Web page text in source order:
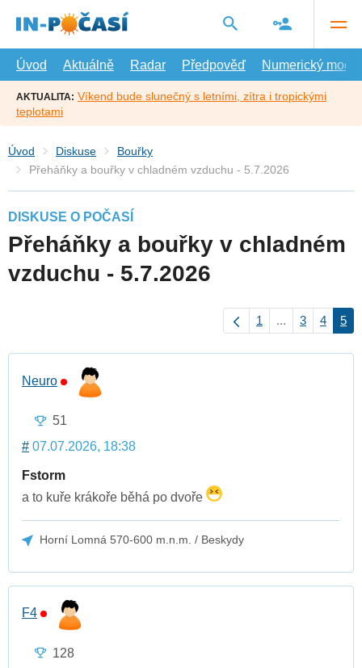
hlavní
Úvod
Aktuálně Radar Předpověď Numerický model
AKTUALITA: Víkend bude slunečný s letními, zítra i tropickými
teplotami
Úvod Diskuse
Bouřky
Přeháňky a bouřky v chladném vzduchu - 5.7.2026
DISKUSE O POČASÍ
Přeháňky a bouřky v chladném
vzduchu - 5.7.2026
1 ... 3 4 5
Neuro
51
# 07.07.2026, 18:38
Fstorm
a to kuře krákoře běhá po dvoře
Horní Lomná 570-600 m.n.m. / Beskydy
F4
128